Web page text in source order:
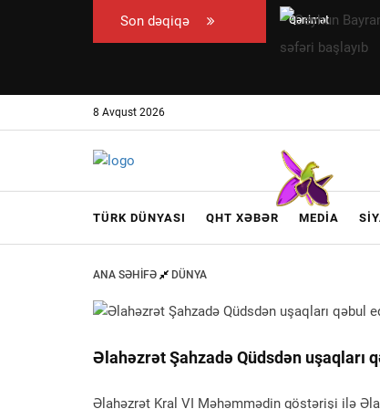
Son dəqiqə
təzminat
Ceyhun
Bayramovun
başlayıb
8 Avqust 2026
TÜRK DÜNYASI QHT XƏBƏR MEDIA
ANA SƏHIFƏ DÜNYA
Əlahəzrət Şahzadə Qüdsdən uşaqları
Əlahəzrət Kral VI Məhəmmədin göstərişi ilə